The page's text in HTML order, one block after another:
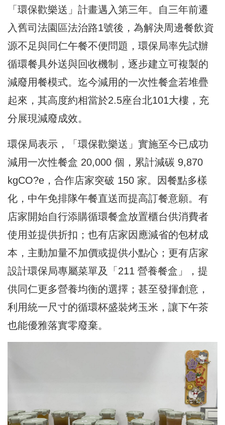
「環保歡樂送」計畫邁入第三年。自三年前遷
入舊司法園區法治路1號後，為解決周邊餐飲資
源不足與同仁午餐不便問題，環保局率先試辦
循環餐具外送與回收機制，逐步建立可複製的
減廢用餐模式。迄今減用的一次性餐盒若堆疊
起來，其高度約相當於2.5座台北101大樓，充
分展現減廢成效。
環保局表示，「環保歡樂送」實施至今已成功
減用一次性餐盒 20,000 個，累計減碳 9,870
kgCO?e，合作店家突破 150 家。因餐點多樣
化，中午免排隊午餐直送而提高訂餐意願。有
店家開始自行添購循環餐盒放置櫃台供消費者
使用並提供折扣；也有店家因應減省的包材成
本，主動加量不加價或提供小點心；更有店家
設計環保局專屬菜單及「211 營養餐盒」，提
供同仁更多營養均衡的選擇；甚至發揮創意，
利用統一尺寸的循環杯盛裝烤玉米，讓下午茶
也能優雅落實零廢棄。